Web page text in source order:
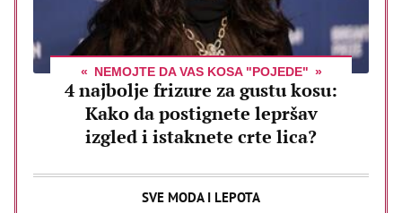
NEMOJTE DA VAS KOSA "POJEDE"
4 najbolje frizure za gustu kosu:
Kako da postignete lepršav
izgled i istaknete crte lica?
SVE MODA I LEPOTA